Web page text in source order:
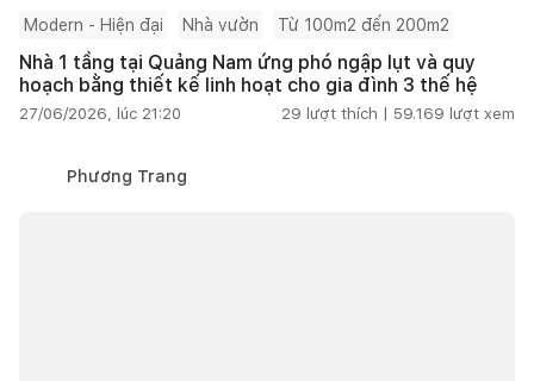
Modern - Hiện đại Nhà vườn Từ 100m2 đến 200m2
Nhà 1 tầng tại Quảng Nam ứng phó ngập lụt và quy
hoạch bằng thiết kế linh hoạt cho gia đình 3 thế hệ
27/06/2026, lúc 21:20 29 lượt thích | 59.169 lượt xem
Phương Trang